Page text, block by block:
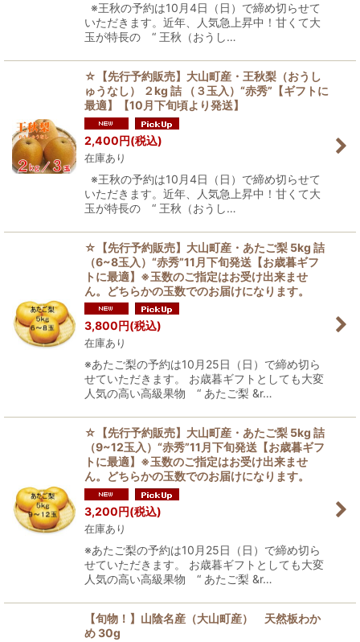
※王秋の予約は10月4日（日）で締め切らせて
いただきます。近年、人気急上昇中！甘くて大
玉が特長の “ 王秋（おうし…
☆【先行予約販売】大山町産・王秋梨（おうし
ゅうなし） ２kg 詰 （３玉入）“赤秀”【ギフトに
最適】【10月下旬頃より発送】
2,400円(税込)
在庫あり
※王秋の予約は10月4日（日）で締め切らせて
いただきます。近年、人気急上昇中！甘くて大
玉が特長の “ 王秋（おうし…
☆【先行予約販売】大山町産・あたご梨 5kg 詰
（6~8玉入）“赤秀”11月下旬発送【お歳暮ギフ
トに最適】※玉数のご指定はお受け出来ませ
ん。どちらかの玉数でのお届けになります。
3,800円(税込)
在庫あり
※あたご梨の予約は10月25日（日）で締め切ら
せていただきます。 お歳暮ギフトとしても大変
人気の高い高級果物 “ あたご梨 &r…
☆【先行予約販売】大山町産・あたご梨 5kg 詰
（9~12玉入）“赤秀”11月下旬発送【お歳暮ギフ
トに最適】※玉数のご指定はお受け出来ませ
ん。どちらかの玉数でのお届けになります。
3,200円(税込)
在庫あり
※あたご梨の予約は10月25日（日）で締め切ら
せていただきます。 お歳暮ギフトとしても大変
人気の高い高級果物 “ あたご梨 &r…
【旬物！】山陰名産（大山町産） 天然板わか
め 30g